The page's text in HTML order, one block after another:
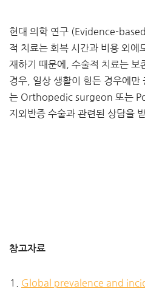
현대 의학 연구 (Evidence-
적 치료는 회복 시간과 비용 외에
재하기 때문에, 수술적 치료는 보
경우, 일상 생활이 힘든 경우에만
는 Orthopedic surgeon 또는
지외반증 수술과 관련된 상담을
참고자료
Global prevalence and